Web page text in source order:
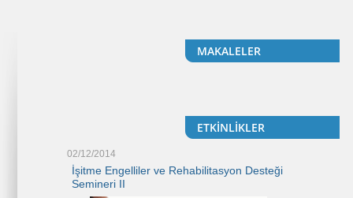
MAKALELER
ETKİNLİKLER
02/12/2014
İşitme Engelliler ve Rehabilitasyon Desteği
Semineri II